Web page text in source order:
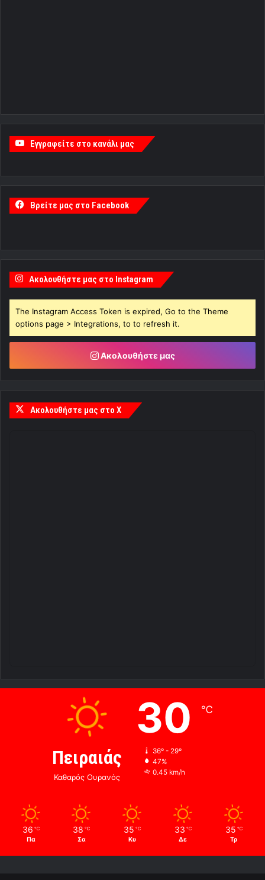
Εγγραφείτε στο κανάλι μας
Βρείτε μας στο Facebook
Ακολουθήστε μας στο Instagram
The Instagram Access Token is expired, Go to the Theme
options page > Integrations, to to refresh it.
Ακολουθήστε μας
Ακολουθήστε μας στο X
Πειραιάς
Καθαρός Ουρανός
30 ℃
36º - 29º
47%
0.45 km/h
36 ℃
Πα
38 ℃
Σα
35 ℃
Κυ
33 ℃
Δε
35 ℃
Τρ